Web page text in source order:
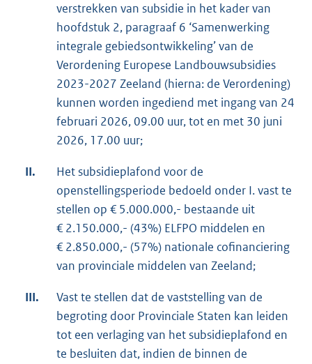
verstrekken van subsidie in het kader van
hoofdstuk 2, paragraaf 6 ‘Samenwerking
integrale gebiedsontwikkeling’ van de
Verordening Europese Landbouwsubsidies
2023-2027 Zeeland (hierna: de Verordening)
kunnen worden ingediend met ingang van 24
februari 2026, 09.00 uur, tot en met 30 juni
2026, 17.00 uur;
II.
Het subsidieplafond voor de
openstellingsperiode bedoeld onder I. vast te
stellen op € 5.000.000,- bestaande uit
€ 2.150.000,- (43%) ELFPO middelen en
€ 2.850.000,- (57%) nationale cofinanciering
van provinciale middelen van Zeeland;
III.
Vast te stellen dat de vaststelling van de
begroting door Provinciale Staten kan leiden
tot een verlaging van het subsidieplafond en
te besluiten dat, indien de binnen de